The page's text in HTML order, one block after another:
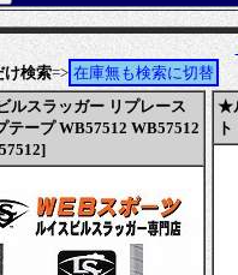
け検索=> 在庫無も検索に切替
ルスラッガー リプレース
テープ WB57512 WB57512
★